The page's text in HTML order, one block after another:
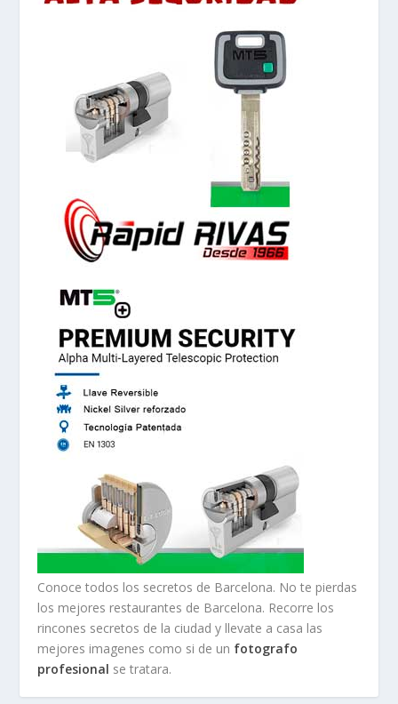
Conoce todos los secretos de Barcelona. No te pierdas
los mejores restaurantes de Barcelona. Recorre los
rincones secretos de la ciudad y llevate a casa las
mejores imagenes como si de un fotografo
profesional se tratara.